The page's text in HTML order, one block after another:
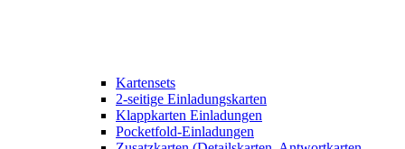
Kartensets
2-seitige Einladungskarten
Klappkarten Einladungen
Pocketfold-Einladungen